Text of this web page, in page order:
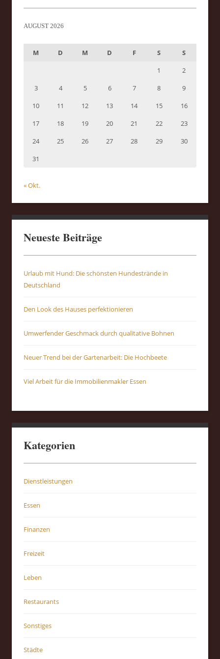
AUGUST 2026
M D M D F S
S
1
2
3
4 5 6 7 8
9
10
11 12 13 14 15
16
17
18 19 20 21 22
23
24
25 26 27 28 29
30
31
« Okt.
Neueste Beiträge
Urlaub mit Hund: Die schönsten Hundestrände in
Deutschland
Den Look des Hauses perfektionieren
Umwerfender Geschmack durch qualitative Bohnen
Neuer Trend bei der Gartenarbeit: Die Hochbeete
Viel Arbeit für die Immobilienmakler Essen
Kategorien
Dienstleistungen
Essen
Finanzen
Freizeit
Leben
Restaurants
Sonstiges
Städte